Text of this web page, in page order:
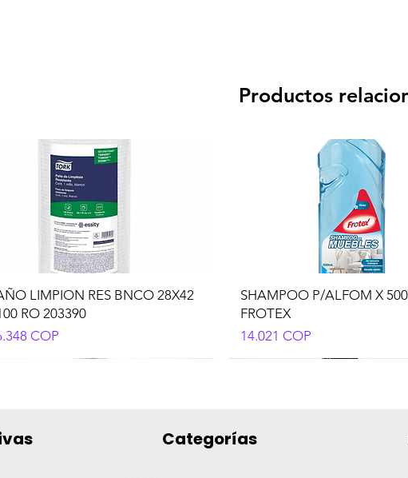
Productos
LIMPION RES BNCO 28X42
RO 203390
COP
SHAMPOO P/ALFOM X
FROTEX
Precio
14.021 COP
Categorías